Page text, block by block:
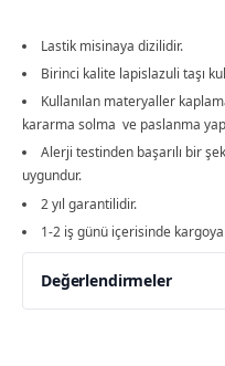
Lastik misinaya dizilidir.
Birinci kalite lapislazuli taşı
Kullanılan materyaller
kararma solma ve paslanma
Alerji testinden başarılı bir
uygundur.
2 yıl garantilidir.
1-2 iş günü içerisinde
Değerlendirmeler